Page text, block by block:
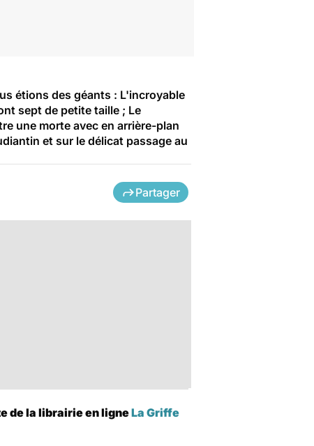
étions des géants : L'incroyable
sept de petite taille ; Le
une morte avec en arrière-plan
et sur le délicat passage au
Partager
de la librairie en ligneLa Griffe